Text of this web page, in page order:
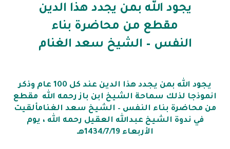
يجود الله بمن يجدد هذا الدين
مقطع من محاضرة بناء
النفس – الشيخ سعد الغنام
يجود الله بمن يجدد هذا الدين عند كل 100 عام وذكر
انموذجا لذلك سماحة الشيخ ابن باز رحمه الله مقطع
من محاضرة بناء النفس – الشيخ سعد الغنامألقيت
في ندوة الشيخ عبدالله العقيل رحمه الله ، يوم
الأربعاء 1434/7/19هـ